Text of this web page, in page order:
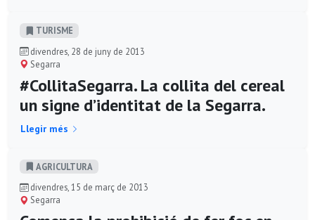
TURISME
divendres, 28 de juny de 2013
Segarra
#CollitaSegarra. La collita del cereal
un signe d’identitat de la Segarra.
Llegir més
AGRICULTURA
divendres, 15 de març de 2013
Segarra